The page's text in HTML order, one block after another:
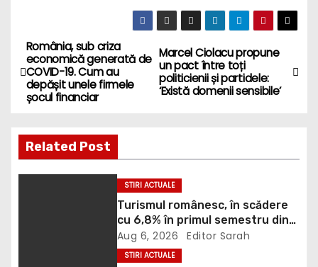
P
o
t
n
Marcel Ciolacu propune
un pact între toți
politicienii și partidele:
‘Există domenii sensibile’
România, sub criza
economică generată de
COVID-19. Cum au
depășit unele firmele
șocul financiar
Related Post
STIRI ACTUALE
Turismul românesc, în scădere
cu 6,8% în primul semestru din
2026
Aug 6, 2026 Editor Sarah
STIRI ACTUALE